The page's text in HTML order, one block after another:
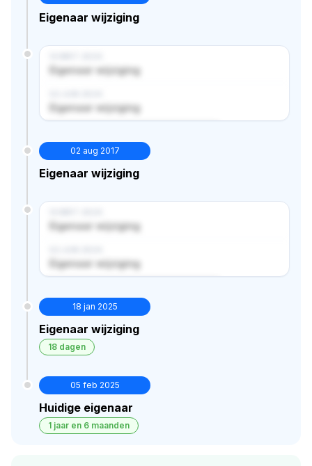
Eigenaar wijziging
Eigenaar wijziging
Eigenaar wijziging
02 aug 2017
Eigenaar wijziging
Eigenaar wijziging
Eigenaar wijziging
18 jan 2025
Eigenaar wijziging
18 dagen
05 feb 2025
Huidige eigenaar
1 jaar en 6 maanden